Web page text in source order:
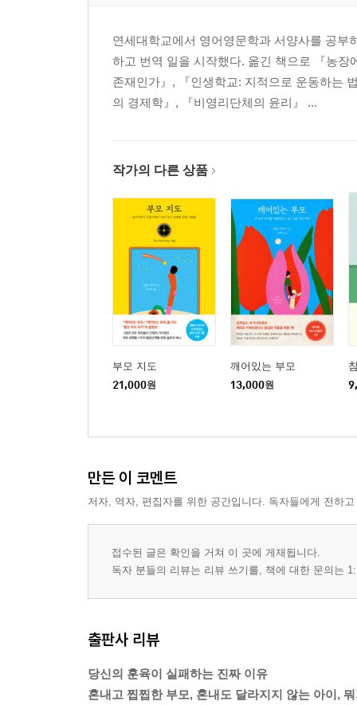
연세대학교에서 영어영문학과 서양사를 공
하고 번역 일을 시작했다. 옮긴 책으로 『농
존재인가』, 『인생학교: 지적으로 운동하는
의 경제학』, 『비영리단체의 윤리』 ...
작가의 다른 상품
부모 지도
21,000원
깨어있는 부모
13,000원
만든 이 코멘트
저자, 역자, 편집자를 위한 공간입니다. 독자들에게 전하
접수된 글은 확인을 거쳐 이 곳에 게재됩니다.
독자 분들의 리뷰는 리뷰 쓰기를, 책에 대한 문의는
출판사 리뷰
당신의 훈육이 실패하는 진짜 이유
혼내고 찝찝한 부모, 혼내도 달라지지 않는 아이,